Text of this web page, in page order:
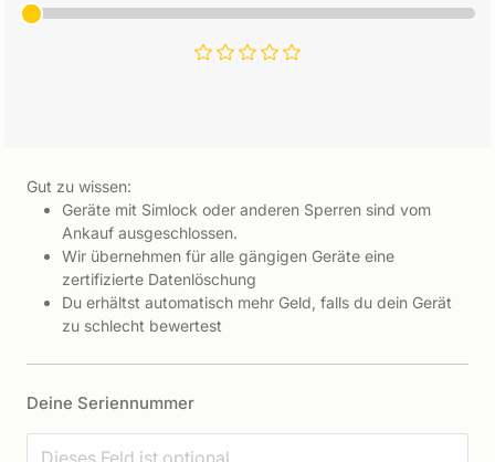
Gut zu wissen:
Geräte mit Simlock oder anderen Sperren sind vom
Ankauf ausgeschlossen.
Wir übernehmen für alle gängigen Geräte eine
zertifizierte Datenlöschung
Du erhältst automatisch mehr Geld, falls du dein Gerät
zu schlecht bewertest
Deine Seriennummer